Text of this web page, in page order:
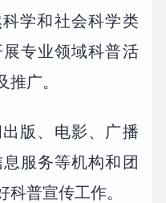
学和社会科学类
专业领域科普活
广。
版、电影、广播
服务等机构和团
普宣传工作。